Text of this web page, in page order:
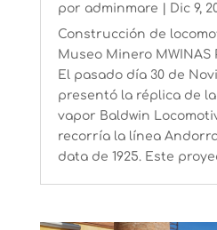
por adminmare Dic 9,
Construcción de
Museo Minero MWINAS
El pasado día 30 de
presentó la réplica de
vapor Baldwin
recorría la línea
data de 1925. Este